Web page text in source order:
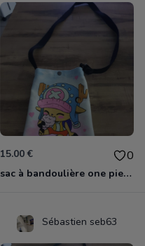
15.00 € 0
sac à bandoulière one piece chopper
Sébastien seb63